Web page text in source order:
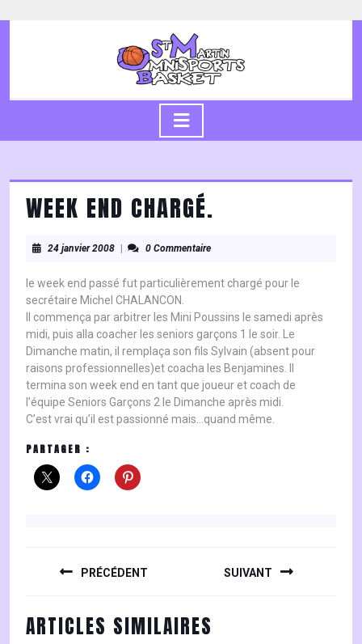
to
WEEK END CHARGÉ.
24 janvier 200824
2008
0 Commentaire
le week end passé fut particulièrement chargé pour le
secrétaire Michel CHALANCON.
Il commença par arbitrer les Mini Poussins le samedi après
midi, puis alla coacher les seniors garçons 1 le soir. Le
Dimanche matin, il remplaça son fils Sylvain (absent pour
raisons professionnelles)et coacha les Benjamines. Il
termina son week end en tant que joueur et coach de
l’équipe Seniors Garçons 2 le Dimanche après midi.
C’est vrai qu’il est passionné mais…quand même.
PARTAGER :
PRÉCÉDENT
post:
SUIVANT
post:
ARTICLES SIMILAIRES